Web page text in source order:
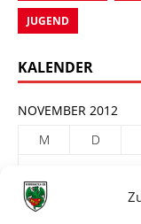
JUGEND
KALENDER
NOVEMBER 2012
M
D
5